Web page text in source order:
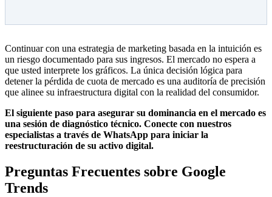
Continuar con una estrategia de marketing basada en la intuición es
un riesgo documentado para sus ingresos. El mercado no espera a
que usted interprete los gráficos. La única decisión lógica para
detener la pérdida de cuota de mercado es una auditoría de precisión
que alinee su infraestructura digital con la realidad del consumidor.
El siguiente paso para asegurar su dominancia en el mercado es
una sesión de diagnóstico técnico. Conecte con nuestros
especialistas a través de WhatsApp para iniciar la
reestructuración de su activo digital.
Preguntas Frecuentes sobre Google
Trends